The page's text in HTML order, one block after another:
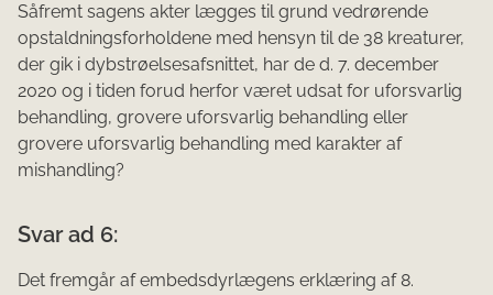
Såfremt sagens akter lægges til grund vedrørende
opstaldningsforholdene med hensyn til de 38 kreaturer,
der gik i dybstrøelsesafsnittet, har de d. 7. december
2020 og i tiden forud herfor været udsat for uforsvarlig
behandling, grovere uforsvarlig behandling eller
grovere uforsvarlig behandling med karakter af
mishandling?
Svar ad 6:
Det fremgår af embedsdyrlægens erklæring af 8.